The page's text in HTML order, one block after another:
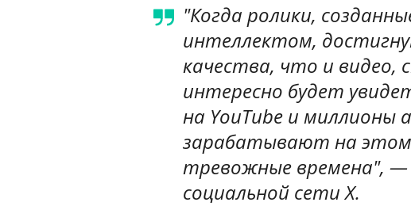
"Когда ролики,
интеллектом,
качества, что и видео,
интересно будет
на YouTube и
зарабатывают на
тревожные времена", —
социальной сети X.